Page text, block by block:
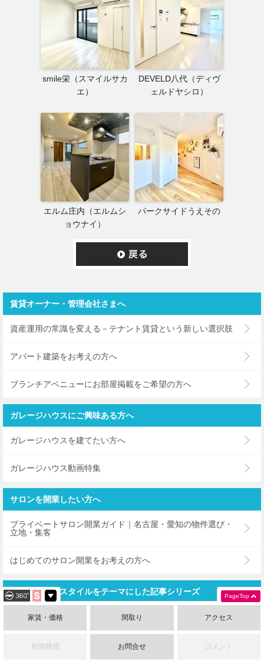
smile栄（スマイルサカ
エ）
DEVELD八代（ディヴ
ェルドヤシロ）
エルム庄内（エルムシ
ョウナイ）
パークサイドうえその
賃貸オーナー・管理会社さまへ
資産運用の常識を変える－テナント賃貸という新しい選択肢
アパート建築をお考えの方へ
ブランチアベニューにお部屋掲載をご希望の方へ
ガレージハウスにご興味ある方へ
ガレージハウスを建てたい方へ
ガレージハウス動画特集
サロンを開業したい方へ
プライベートサロン開業ガイド｜名古屋・愛知の物件選び・
立地・集客
はじめてのサロン開業をお考えの方へ
海外のライフスタイルをテーマにした記事シリーズ
〜ブルックリンスタイル編〜
〜ヨーロピアンスタイル編〜
家賃・価格 間取り アクセス
初期費用 お問合せ コメント
PageTop